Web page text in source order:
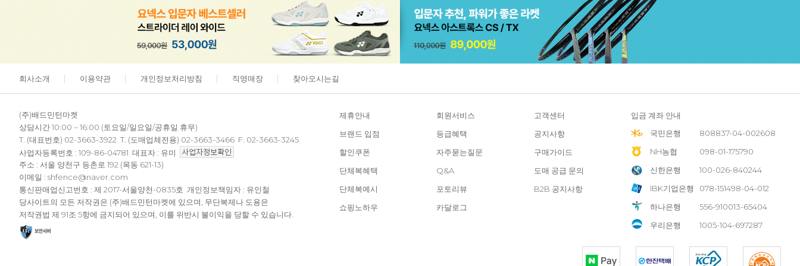
회사소개 이용약관 개인정보처리방침 직영매장 찾아오시는길
(주)배드민턴마켓
상담시간 10:00 ~ 16:00 (토요일/일요일/공휴일 휴무)
T. (대표번호) 02-3663-3922 T. (도매업체전용) 02-3663-3466 F. 02-3663-3245
사업자등록번호 : 109-86-04781 대표자 : 유미
주소 : 서울 양천구 등촌로 192 (목동 621-13)
이메일 : shfence@naver.com
통신판매업신고번호 : 제 2017-서울양천-0835호 개인정보책임자 : 유인철
당사이트의 모든 저작권은 (주)배드민턴마켓에 있으며, 무단복제나 도용은
저작권법 제 91조 5항에 금지되어 있으며, 이를 위반시 불이익을 당할 수 있습니다.
제휴안내 회원서비스
고객센터
브랜드 입점
등급혜택
공지사항
할인쿠폰
자주묻는질문
구매가이드
단체복혜택
Q&A
도매 공급 문의
단체복예시
포토리뷰
B2B 공지사항
쇼핑노하우
카달로그
입금 계좌 안내
국민은행
808837-04-002608
NH농협
098-01-175790
신한은행
100-026-840244
IBK기업은행
078-151498-04-012
하나은행
556-910013-65404
우리은행
1005-104-697287